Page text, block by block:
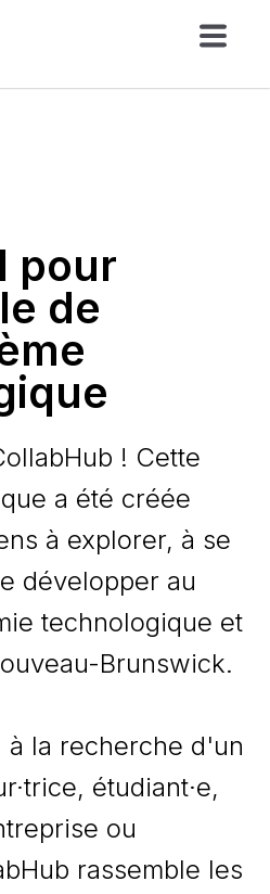
pour
de
! Cette
a été créée
à explorer, à se
développer au
technologique et
Brunswick.
à la recherche d'un
étudiant·e,
ou
rassemble les